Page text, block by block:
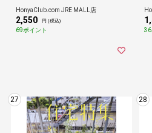
HonyaClub.com JRE MALL店
2,550 円 (税込)
69ポイント 36
27 28